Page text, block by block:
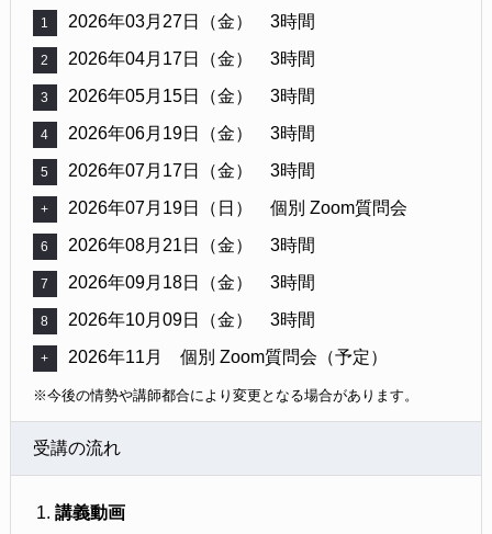
1 2026年03月27日（金） 3時間
2 2026年04月17日（金） 3時間
3 2026年05月15日（金） 3時間
4 2026年06月19日（金） 3時間
5 2026年07月17日（金） 3時間
+ 2026年07月19日（日） 個別 Zoom質問会
6 2026年08月21日（金） 3時間
7 2026年09月18日（金） 3時間
8 2026年10月09日（金） 3時間
+ 2026年11月 個別 Zoom質問会（予定）
※今後の情勢や講師都合により変更となる場合があります。
受講の流れ
講義動画